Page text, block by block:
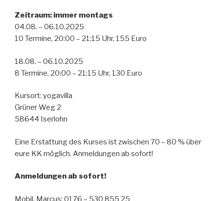
Zeitraum: immer montags
04.08. – 06.10.2025
10 Termine, 20:00 – 21:15 Uhr, 155 Euro
18.08. – 06.10.2025
8 Termine, 20:00 – 21:15 Uhr, 130 Euro
Kursort: yogavilla
Grüner Weg 2
58644 Iserlohn
Eine Erstattung des Kurses ist zwischen 70 – 80 % über
eure KK möglich. Anmeldungen ab sofort!
Anmeldungen ab sofort!
Mobil, Marcus: 0176 – 530 855 25